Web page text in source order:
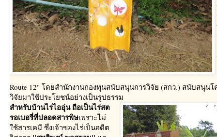
Route 12" โดยสำนักงานกองทุนสนับสนุนการวิจัย (สกว.) สนับสนุน
วิจัยมาใช้ประโยชน์อย่างเป็นรูปธรรม
สำหรับบ้านไร่ไออุ่น ถือเป็นไร่สต
รอเบอรี่ที่ปลอดสารพิษเพราะไม่
ช้สารเคมี ซึ่งเจ้าของไร่เป็นอดีต